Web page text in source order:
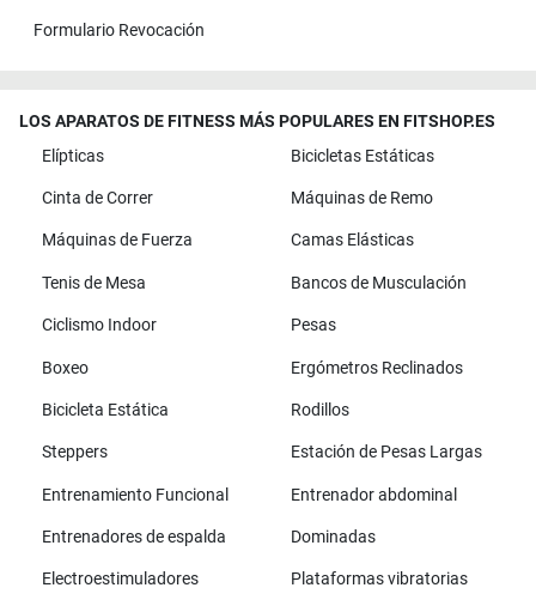
Formulario Revocación
LOS APARATOS DE FITNESS MÁS POPULARES EN FITSHOP.ES
Elípticas
Bicicletas Estáticas
Cinta de Correr Máquinas de Remo
Máquinas de Fuerza Camas Elásticas
Tenis de Mesa Bancos de Musculación
Ciclismo Indoor Pesas
Boxeo Ergómetros Reclinados
Bicicleta Estática Rodillos
Steppers Estación de Pesas Largas
Entrenamiento Funcional Entrenador abdominal
Entrenadores de espalda Dominadas
Electroestimuladores Plataformas vibratorias